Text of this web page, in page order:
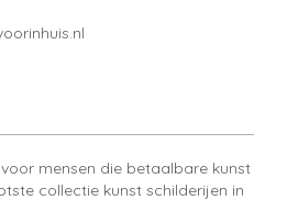
mensen die betaalbare kunst
collectie kunst schilderijen in